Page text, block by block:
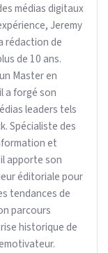
médias digitaux
Jeremy
rédaction de
de 10 ans.
Master en
a forgé son
leaders tels
Spécialiste des
et
apporte son
éditoriale pour
tendances de
parcours
historique de